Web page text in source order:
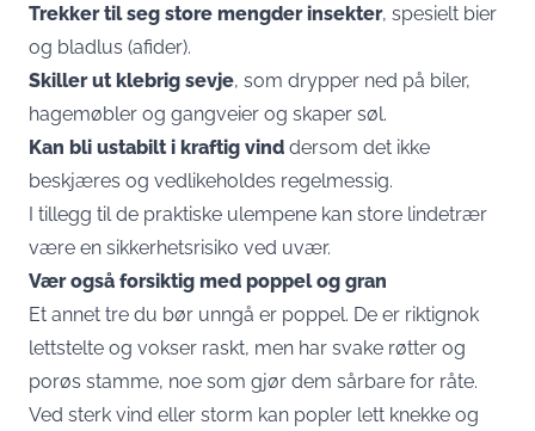
Trekker til seg store mengder insekter, spesielt bier
og bladlus (afider).
Skiller ut klebrig sevje, som drypper ned på biler,
hagemøbler og gangveier og skaper søl.
Kan bli ustabilt i kraftig vind dersom det ikke
beskjæres og vedlikeholdes regelmessig.
I tillegg til de praktiske ulempene kan store lindetrær
være en sikkerhetsrisiko ved uvær.
Vær også forsiktig med poppel og gran
Et annet tre du bør unngå er poppel. De er riktignok
lettstelte og vokser raskt, men har svake røtter og
porøs stamme, noe som gjør dem sårbare for råte.
Ved sterk vind eller storm kan popler lett knekke og